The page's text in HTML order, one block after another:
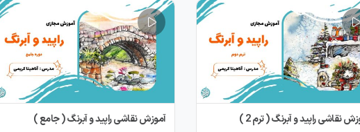
نقاشی راپید و آبرنگ ( ترم 2 ) آموزش نقاشی راپید و آبرنگ ( جامع )